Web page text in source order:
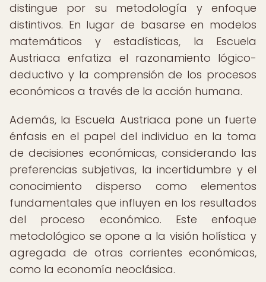
distingue por su metodología y enfoque
distintivos. En lugar de basarse en modelos
matemáticos y estadísticas, la Escuela
Austriaca enfatiza el razonamiento lógico-
deductivo y la comprensión de los procesos
económicos a través de la acción humana.
Además, la Escuela Austriaca pone un fuerte
énfasis en el papel del individuo en la toma
de decisiones económicas, considerando las
preferencias subjetivas, la incertidumbre y el
conocimiento disperso como elementos
fundamentales que influyen en los resultados
del proceso económico. Este enfoque
metodológico se opone a la visión holística y
agregada de otras corrientes económicas,
como la economía neoclásica.